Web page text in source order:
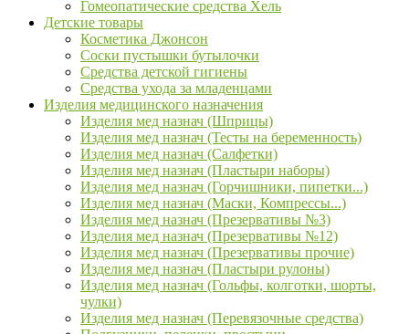
Гомеопатические средства Хель
Детские товары
Косметика Джонсон
Соски пустышки бутылочки
Средства детской гигиены
Средства ухода за младенцами
Изделия медицинского назначения
Изделия мед назнач (Шприцы)
Изделия мед назнач (Тесты на беременность)
Изделия мед назнач (Салфетки)
Изделия мед назнач (Пластыри наборы)
Изделия мед назнач (Горчишники, пипетки...)
Изделия мед назнач (Маски, Компрессы...)
Изделия мед назнач (Презервативы №3)
Изделия мед назнач (Презервативы №12)
Изделия мед назнач (Презервативы прочие)
Изделия мед назнач (Пластыри рулоны)
Изделия мед назнач (Гольфы, колготки, шорты,
чулки)
Изделия мед назнач (Перевязочные средства)